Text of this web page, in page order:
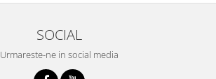
SOCIAL
Urmareste-ne in social media